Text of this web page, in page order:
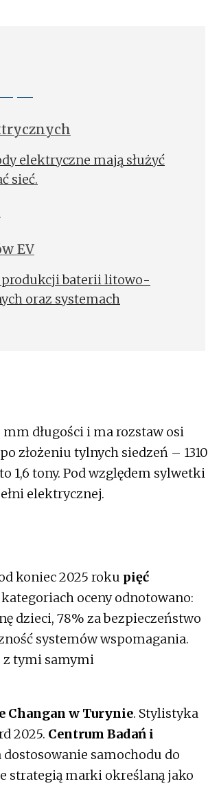
elektryczne mają służyć
sieć.
EV
baterii litowo-
oraz systemach
długości i ma rozstaw osi
złożeniu tylnych siedzeń – 1310
1,6 tony. Pod względem sylwetki
elektrycznej.
koniec 2025 roku pięć
kategoriach oceny odnotowano:
dzieci, 78% za bezpieczeństwo
systemów wspomagania.
z tymi samymi
Changan w Turynie. Stylistyka
2025. Centrum Badań i
dostosowanie samochodu do
strategią marki określaną jako